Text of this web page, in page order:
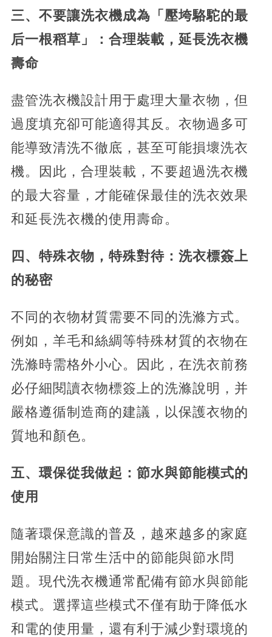
三、不要讓洗衣機成為「壓垮駱駝的最
后一根稻草」：合理裝載，延長洗衣機
壽命
盡管洗衣機設計用于處理大量衣物，但
過度填充卻可能適得其反。衣物過多可
能導致清洗不徹底，甚至可能損壞洗衣
機。因此，合理裝載，不要超過洗衣機
的最大容量，才能確保最佳的洗衣效果
和延長洗衣機的使用壽命。
四、特殊衣物，特殊對待：洗衣標簽上
的秘密
不同的衣物材質需要不同的洗滌方式。
例如，羊毛和絲綢等特殊材質的衣物在
洗滌時需格外小心。因此，在洗衣前務
必仔細閱讀衣物標簽上的洗滌說明，并
嚴格遵循制造商的建議，以保護衣物的
質地和顏色。
五、環保從我做起：節水與節能模式的
使用
隨著環保意識的普及，越來越多的家庭
開始關注日常生活中的節能與節水問
題。現代洗衣機通常配備有節水與節能
模式。選擇這些模式不僅有助于降低水
和電的使用量，還有利于減少對環境的